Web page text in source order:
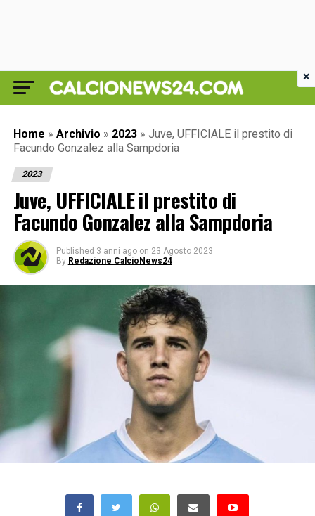
Home » Archivio » 2023 » Juve, UFFICIALE il prestito di
Facundo Gonzalez alla Sampdoria
2023
Juve, UFFICIALE il prestito di
Facundo Gonzalez alla Sampdoria
Published 3 anni ago on 23 Agosto 2023
By Redazione CalcioNews24
×